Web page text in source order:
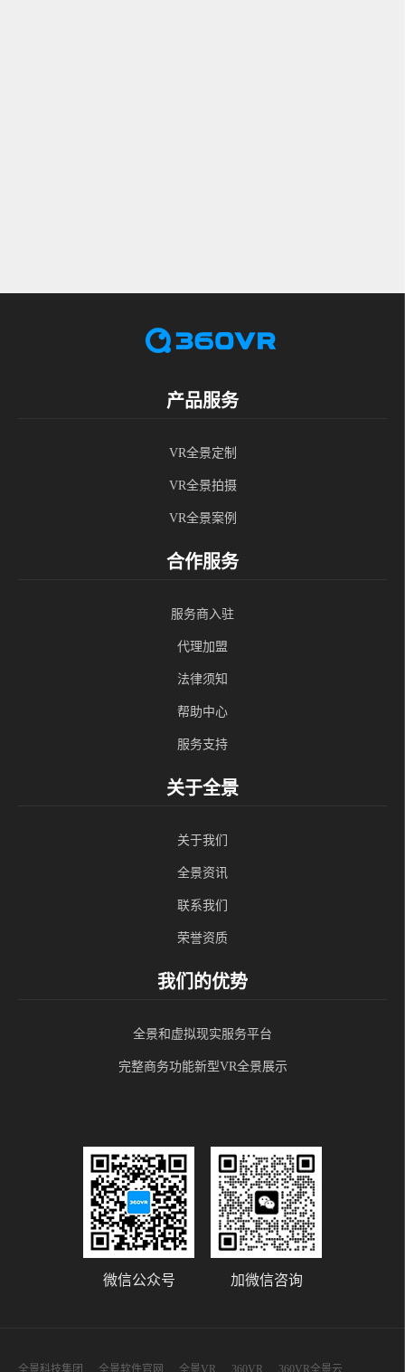
产品服务
VR全景定制
VR全景拍摄
VR全景案例
合作服务
服务商入驻
代理加盟
法律须知
帮助中心
服务支持
关于全景
关于我们
全景资讯
联系我们
荣誉资质
我们的优势
全景和虚拟现实服务平台
完整商务功能新型VR全景展示
微信公众号 加微信咨询
全景科技集团 全景软件官网 全景VR 360VR 360VR全景云